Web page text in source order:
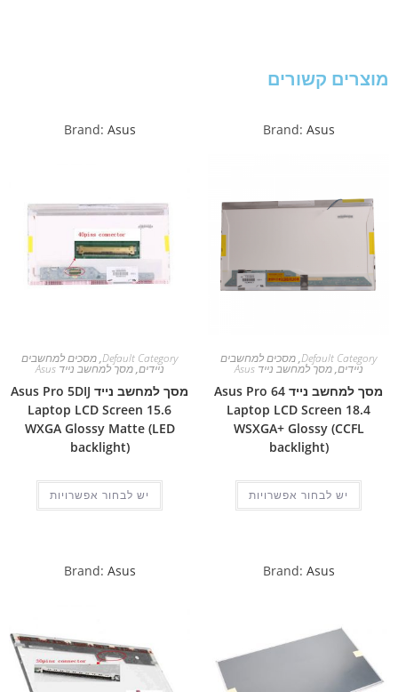
מוצרים קשורים
Brand: Asus
Default Category
,מסכים למחשבים
ניידים,מסך למחשב נייד Asus
מסך למחשב נייד Asus Pro 64
Laptop LCD Screen 18.4
WSXGA+ Glossy (CCFL
backlight)
יש לבחור אפשרויות
Brand: Asus
Default Category
,מסכים למחשבים
ניידים,מסך למחשב נייד Asus
מסך למחשב נייד Asus Pro 5DIJ
Laptop LCD Screen 15.6
WXGA Glossy Matte (LED
backlight)
יש לבחור אפשרויות
Brand: Asus
Brand: Asus